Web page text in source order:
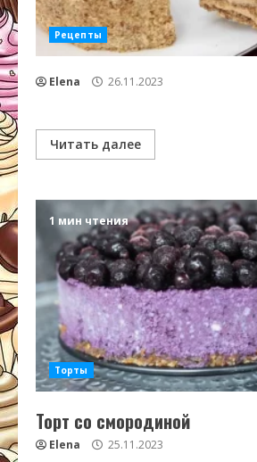
Рецепты
Elena 26.11.2023
Читать далее
1 мин чтения
Торты
Торт со смородиной
Elena 25.11.2023